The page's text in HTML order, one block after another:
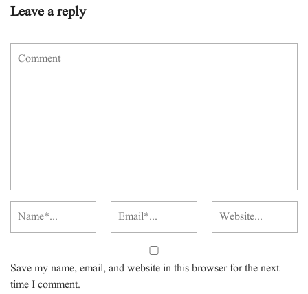
Leave a reply
Save my name, email, and website in this browser for the next
time I comment.